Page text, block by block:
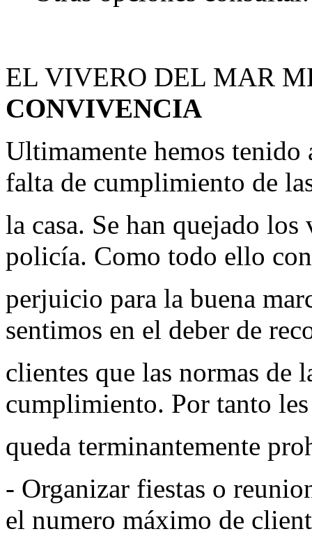
EL VIVERO DEL MAR
CONVIVENCIA
Ultimamente hemos
falta de cumplimiento de
la casa. Se han quejado
policía. Como todo ello
perjuicio para la buena
sentimos en el deber de
clientes que las normas de
cumplimiento. Por tanto
queda terminantemente
- Organizar fiestas o
el numero máximo de